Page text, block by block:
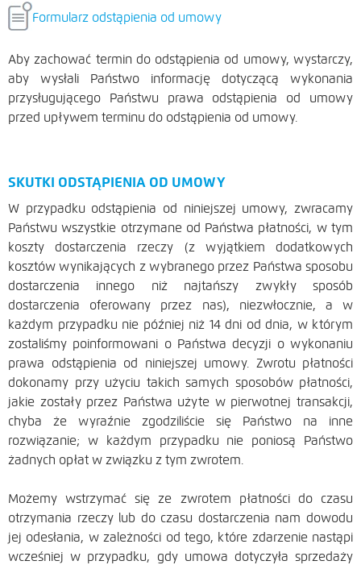
Formularz odstąpienia od umowy
Aby zachować termin do odstąpienia od umowy, wystarczy,
aby wysłali Państwo informację dotyczącą wykonania
przysługującego Państwu prawa odstąpienia od umowy
przed upływem terminu do odstąpienia od umowy.
SKUTKI ODSTĄPIENIA OD UMOWY
W przypadku odstąpienia od niniejszej umowy, zwracamy
Państwu wszystkie otrzymane od Państwa płatności, w tym
koszty dostarczenia rzeczy (z wyjątkiem dodatkowych
kosztów wynikających z wybranego przez Państwa sposobu
dostarczenia innego niż najtańszy zwykły sposób
dostarczenia oferowany przez nas), niezwłocznie, a w
każdym przypadku nie później niż 14 dni od dnia, w którym
zostaliśmy poinformowani o Państwa decyzji o wykonaniu
prawa odstąpienia od niniejszej umowy. Zwrotu płatności
dokonamy przy użyciu takich samych sposobów płatności,
jakie zostały przez Państwa użyte w pierwotnej transakcji,
chyba że wyraźnie zgodziliście się Państwo na inne
rozwiązanie; w każdym przypadku nie poniosą Państwo
żadnych opłat w związku z tym zwrotem.
Możemy wstrzymać się ze zwrotem płatności do czasu
otrzymania rzeczy lub do czasu dostarczenia nam dowodu
jej odesłania, w zależności od tego, które zdarzenie nastąpi
wcześniej w przypadku, gdy umowa dotyczyła sprzedaży